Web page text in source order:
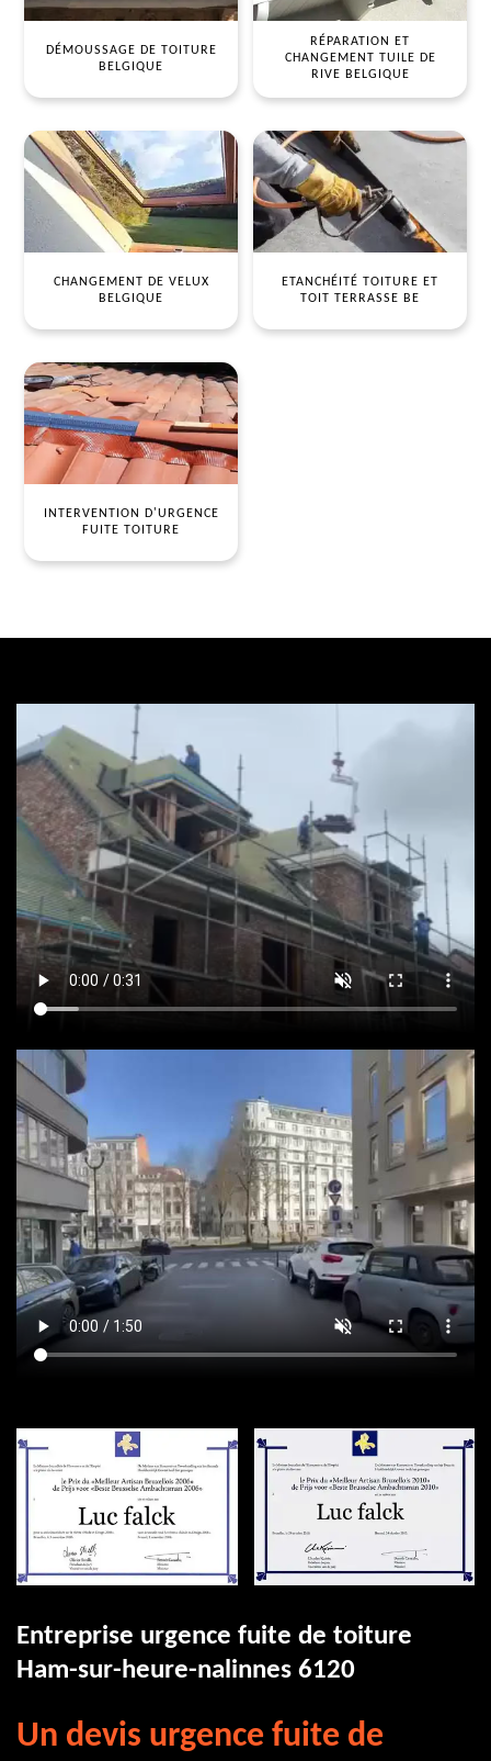
DÉMOUSSAGE DE TOITURE
BELGIQUE
RÉPARATION ET
CHANGEMENT TUILE DE
RIVE BELGIQUE
CHANGEMENT DE VELUX
BELGIQUE
ETANCHÉITÉ TOITURE ET
TOIT TERRASSE BE
INTERVENTION D'URGENCE
FUITE TOITURE
Entreprise urgence fuite de toiture
Ham-sur-heure-nalinnes 6120
Un devis urgence fuite de